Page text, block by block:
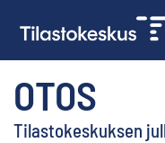
OTOS
Tilastokeskuksen